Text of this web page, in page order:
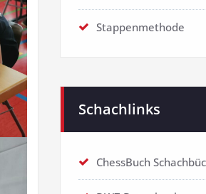
Stappenmethode
Schachlinks
ChessBuch